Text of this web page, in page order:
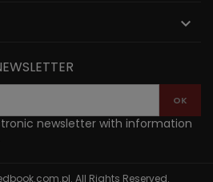

newsletter with information
All Rights Reserved.